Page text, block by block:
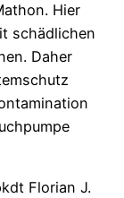
Hier
schädlichen
Daher
Florian J.